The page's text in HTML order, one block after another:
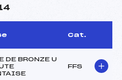
Cat.
DE BRONZE U
FFS